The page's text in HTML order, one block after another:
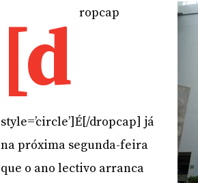
[d ropcap
style=’circle’]É[/dropcap] já
na próxima segunda-feira
que o ano lectivo arranca